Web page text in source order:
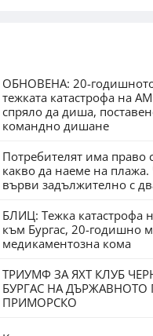
ОБНОВЕНА: 20-
тежката катастрофа на АМ
спряло да диша,
командно дишане
Потребителят има право
какво да наеме на
върви задължително с
БЛИЦ: Тежка катастрофа
към Бургас, 20-годишно
медикаментозна кома
ТРИУМФ ЗА ЯХТ КЛУБ
БУРГАС НА ДЪРЖАВНОТО
ПРИМОРСКО